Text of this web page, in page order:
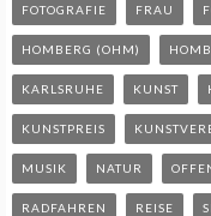
FOTOGRAFIE FRAU
HOMBERG (OHM)
KARLSRUHE KUNST
KUNSTPREIS
MUSIK NATUR
RADFAHREN REISE